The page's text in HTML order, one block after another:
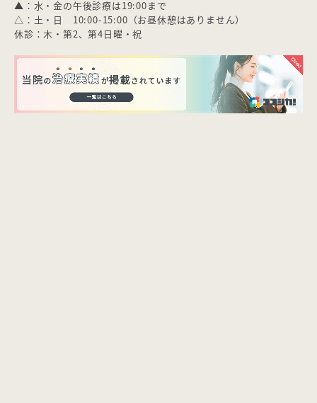
▲：水・金の午後診療は19:00まで
△：土・日 10:00-15:00（お昼休憩はありません）
休診：木・第2、第4日曜・祝